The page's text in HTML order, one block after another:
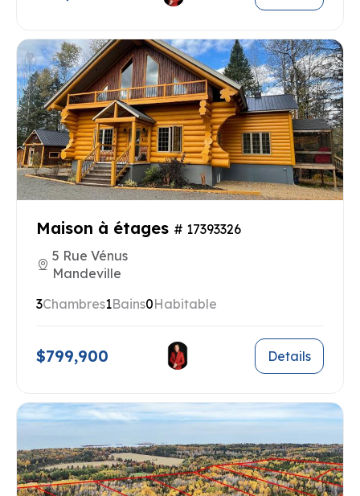
Maison à étages # 17393326
5 Rue Vénus
Mandeville
3Chambres1Bains0Habitable
$799,900 Details